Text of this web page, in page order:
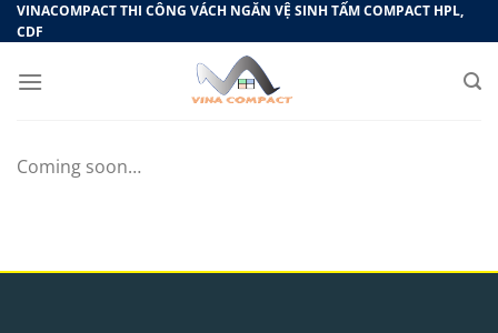
Bỏ
qua
dung
VINACOMPACT THI CÔNG VÁCH NGĂN VỆ SINH TẤM COMPACT HPL,
CDF
Coming soon…